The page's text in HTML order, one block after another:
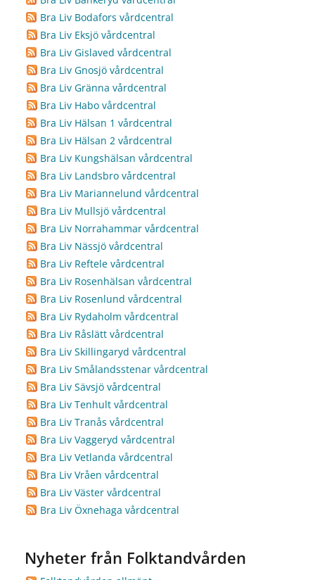
Bra Liv Bodafors vårdcentral
Bra Liv Eksjö vårdcentral
Bra Liv Gislaved vårdcentral
Bra Liv Gnosjö vårdcentral
Bra Liv Gränna vårdcentral
Bra Liv Habo vårdcentral
Bra Liv Hälsan 1 vårdcentral
Bra Liv Hälsan 2 vårdcentral
Bra Liv Kungshälsan vårdcentral
Bra Liv Landsbro vårdcentral
Bra Liv Mariannelund vårdcentral
Bra Liv Mullsjö vårdcentral
Bra Liv Norrahammar vårdcentral
Bra Liv Nässjö vårdcentral
Bra Liv Reftele vårdcentral
Bra Liv Rosenhälsan vårdcentral
Bra Liv Rosenlund vårdcentral
Bra Liv Rydaholm vårdcentral
Bra Liv Råslätt vårdcentral
Bra Liv Skillingaryd vårdcentral
Bra Liv Smålandsstenar vårdcentral
Bra Liv Sävsjö vårdcentral
Bra Liv Tenhult vårdcentral
Bra Liv Tranås vårdcentral
Bra Liv Vaggeryd vårdcentral
Bra Liv Vetlanda vårdcentral
Bra Liv Vråen vårdcentral
Bra Liv Väster vårdcentral
Bra Liv Öxnehaga vårdcentral
Nyheter från Folktandvården